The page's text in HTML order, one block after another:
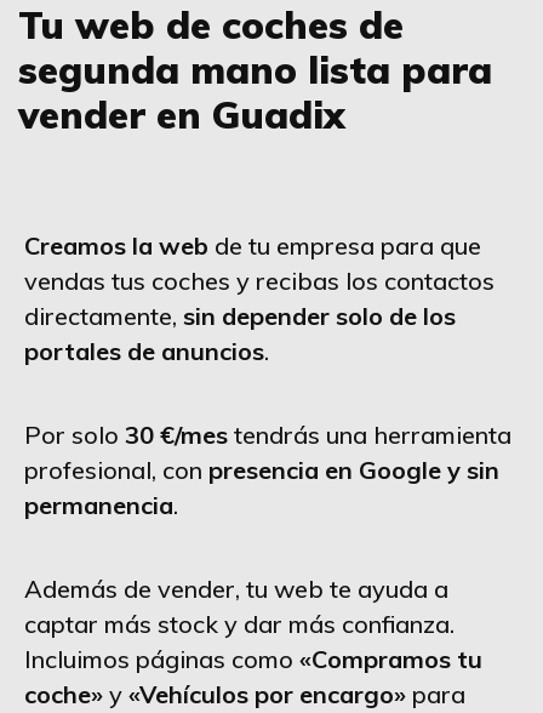
Tu web de coches de
segunda mano lista para
vender en Guadix
Creamos la web de tu empresa para que
vendas tus coches y recibas los contactos
directamente, sin depender solo de los
portales de anuncios.
Por solo 30 €/mes tendrás una herramienta
profesional, con presencia en Google y sin
permanencia.
Además de vender, tu web te ayuda a
captar más stock y dar más confianza.
Incluimos páginas como «Compramos tu
coche» y «Vehículos por encargo» para